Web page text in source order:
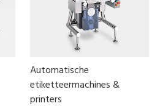
Automatische
etiketteermachines &
printers